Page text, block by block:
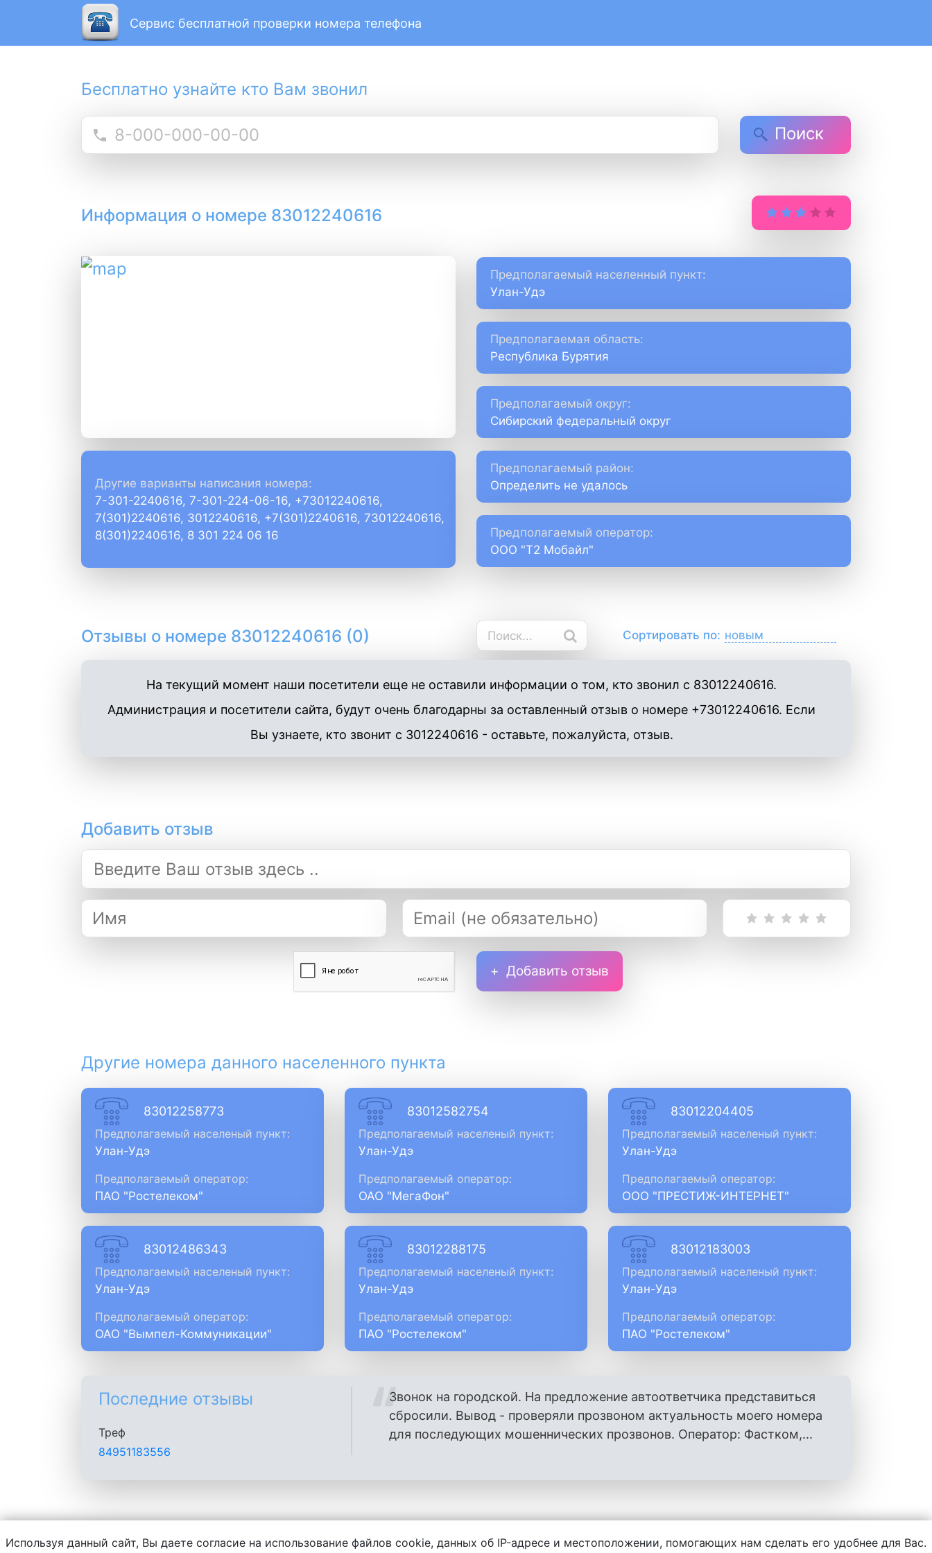
Сервис бесплатной проверки номера телефона
Бесплатно узнайте кто Вам звонил
Поиск
Информация о номере 83012240616
Предполагаемый населенный пункт:
Улан-Удэ
Предполагаемая область:
Республика Бурятия
Предполагаемый округ:
Сибирский федеральный округ
Другие варианты написания номера:
7-301-2240616, 7-301-224-06-16, +73012240616,
7(301)2240616, 3012240616, +7(301)2240616, 73012240616,
8(301)2240616, 8 301 224 06 16
Предполагаемый район:
Определить не удалось
Предполагаемый оператор:
ООО "Т2 Мобайл"
Отзывы о номере 83012240616 (0) Сортировать по:
На текущий момент наши посетители еще не оставили информации о том, кто звонил с 83012240616.
Администрация и посетители сайта, будут очень благодарны за оставленный отзыв о номере +73012240616. Если
Вы узнаете, кто звонит с 3012240616 - оставьте, пожалуйста, отзыв.
Добавить отзыв
Добавить отзыв
Другие номера данного населенного пункта
83012258773
Предполагаемый населеный пункт:
Улан-Удэ
Предполагаемый оператор:
ПАО "Ростелеком"
83012582754
Предполагаемый населеный пункт:
Улан-Удэ
Предполагаемый оператор:
ОАО "МегаФон"
83012204405
Предполагаемый населеный пункт:
Улан-Удэ
Предполагаемый оператор:
ООО "ПРЕСТИЖ-ИНТЕРНЕТ"
83012486343
Предполагаемый населеный пункт:
Улан-Удэ
Предполагаемый оператор:
ОАО "Вымпел-Коммуникации"
83012288175
Предполагаемый населеный пункт:
Улан-Удэ
Предполагаемый оператор:
ПАО "Ростелеком"
83012183003
Предполагаемый населеный пункт:
Улан-Удэ
Предполагаемый оператор:
ПАО "Ростелеком"
Последние отзывы
Треф
84951183556
Звонок на городской. На предложение автоответчика представиться
сбросили. Вывод - проверяли прозвоном актуальность моего номера
для последующих мошеннических прозвонов. Оператор: Фастком,...
Администрация сайта не несет ответственности за содержание комментариев, любой другой информации, написанной пользователями.
Используя данный сайт, Вы даете согласие на использование файлов cookie, данных об IP-адресе и местоположении, помогающих нам сделать его удобнее для Вас.